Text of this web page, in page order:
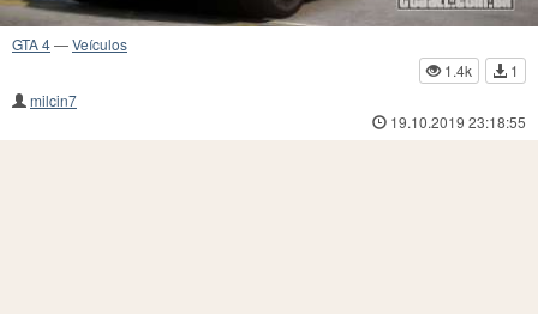
GTA 4—Veículos
1.4k
1
milcin7
19.10.2019 23:18:55